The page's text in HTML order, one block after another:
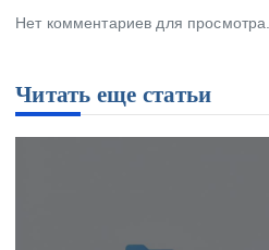
Нет комментариев для просмотра.
Читать еще статьи